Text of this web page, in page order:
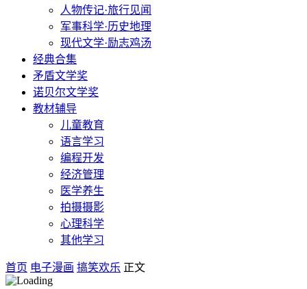
人物传记·旅行见闻
军事科学·历史地理
现代文学·励志鸡汤
经典合集
矛盾文学奖
诺贝尔文学奖
教材辅导
儿童教育
语言学习
编程开发
经济管理
医学养生
拍摄摄影
心理科学
其他学习
首页 电子漫画 搞笑欢乐 正文